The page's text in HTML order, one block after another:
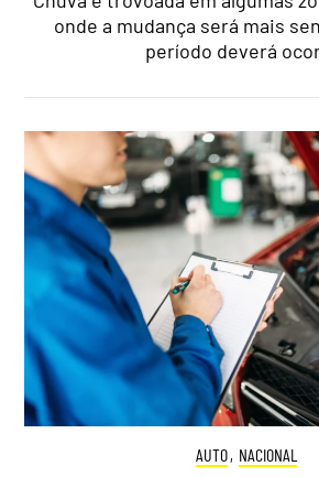
onde a mudança será mais
período deverá
AUTO, NACIONAL